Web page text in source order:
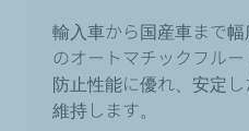
輸入車から国産車まで
のオートマチックフル
防止性能に優れ、安定
維持します。